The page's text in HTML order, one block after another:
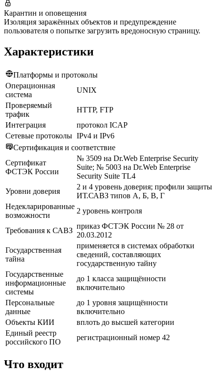
Карантин и оповещения
Изоляция заражённых объектов и предупреждение
пользователя о попытке загрузить вредоносную страницу.
Характеристики
Платформы и протоколы
Операционная
система
UNIX
Проверяемый
трафик
HTTP, FTP
Интеграция
протокол ICAP
Сетевые протоколы IPv4 и IPv6
Сертификация и соответствие
Сертификат
ФСТЭК России
№ 3509 на Dr.Web Enterprise Security
Suite; № 5003 на Dr.Web Enterprise
Security Suite TL4
Уровни доверия
2 и 4 уровень доверия; профили защиты
ИТ.САВЗ типов А, Б, В, Г
Недекларированные
возможности
2 уровень контроля
Требования к САВЗ
приказ ФСТЭК России № 28 от
20.03.2012
Государственная
тайна
применяется в системах обработки
сведений, составляющих
государственную тайну
Государственные
информационные
системы
до 1 класса защищённости
включительно
Персональные
данные
до 1 уровня защищённости
включительно
Объекты КИИ
вплоть до высшей категории
Единый реестр
российского ПО
регистрационный номер 42
Что входит